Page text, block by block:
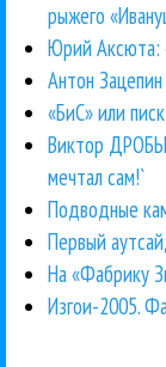
рыжего
Юрий Аксюта:
Антон
«БиС» или
Виктор
мечтал сам!`
Подводные
Первый
На «Фабрику
Изгои-2005.